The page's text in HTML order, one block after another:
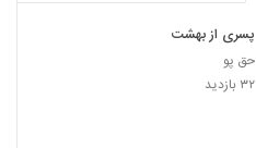
پسری از بهشت
حق پو
۳۲ بازدید